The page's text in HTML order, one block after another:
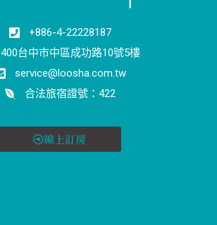
+886-4-22228187
400台中市中區成功路10號5樓
service@loosha.com.tw
合法旅宿證號：422
線上訂房